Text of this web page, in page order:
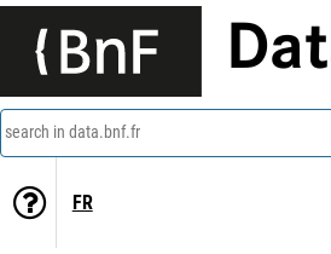
search in data.bnf.fr
FR